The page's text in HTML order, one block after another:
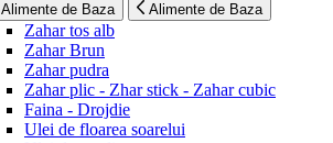
Alimente de Baza Alimente de Baza
Zahar tos alb
Zahar Brun
Zahar pudra
Zahar plic - Zhar stick - Zahar cubic
Faina - Drojdie
Ulei de floarea soarelui